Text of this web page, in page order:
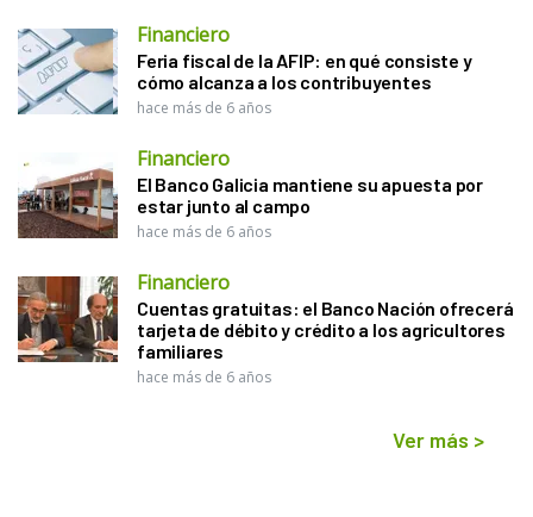
Financiero
Feria fiscal de la AFIP: en qué consiste y
cómo alcanza a los contribuyentes
hace más de 6 años
Financiero
El Banco Galicia mantiene su apuesta por
estar junto al campo
hace más de 6 años
Financiero
Cuentas gratuitas: el Banco Nación ofrecerá
tarjeta de débito y crédito a los agricultores
familiares
hace más de 6 años
Ver más >